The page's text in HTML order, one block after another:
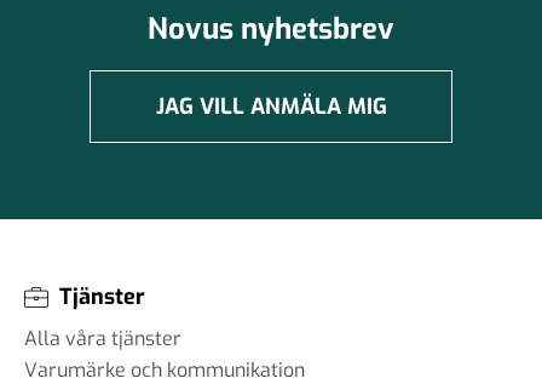
Novus nyhetsbrev
JAG VILL ANMÄLA MIG
Tjänster
Alla våra tjänster
Varumärke och kommunikation